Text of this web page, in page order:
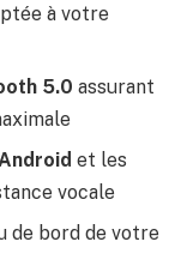
à votre
5.0 assurant
et les
vocale
de bord de votre